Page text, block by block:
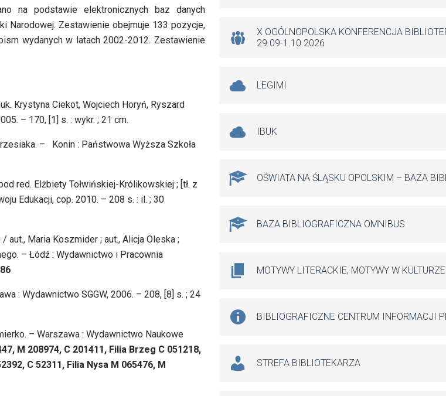
na podstawie elektronicznych baz danych
Narodowej. Zestawienie obejmuje 133 pozycje,
wydanych w latach 2002-2012. Zestawienie
Krystyna Ciekot, Wojciech Horyń, Ryszard
– 170, [1] s. : wykr. ; 21 cm.
– Konin : Państwowa Wyższa Szkoła
red. Elżbiety Tołwińskiej-Królikowskiej ; [tł. z
Edukacji, cop. 2010. – 208 s. : il. ; 30
aut., Maria Koszmider ; aut., Alicja Oleska ;
– Łódź : Wydawnictwo i Pracownia
: Wydawnictwo SGGW, 2006. – 208, [8] s. ; 24
– Warszawa : Wydawnictwo Naukowe
M 208974, C 201411, Filia Brzeg C 051218,
C 52311, Filia Nysa M 065476, M
X OGÓLNOPOLSKA KONFERENCJA
29.09-1.10.2026
LEGIMI
IBUK
OŚWIATA NA ŚLĄSKU OPOLSKIM – BAZA
BAZA BIBLIOGRAFICZNA OMNIBUS
MOTYWY LITERACKIE, MOTYWY W KULTURZE
BIBLIOGRAFICZNE CENTRUM INFORMACJI
STREFA BIBLIOTEKARZA